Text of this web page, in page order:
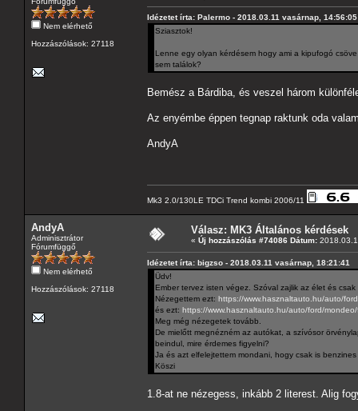
Nem elérhető
Hozzászólások: 27118
Idézetet írta: Palermo - 2018.03.11 vasárnap, 14:56:05
Sziasztok!
Lenne egy olyan kérdésem hogy ami a kipufogó
sem találok?
Bemész a Bárdiba, és veszel három
Az enyémbe éppen tegnap raktunk oda
AndyA
Mk3 2.0/130LE TDCi Trend kombi 2006/11
AndyA
Adminisztrátor
Fórumfüggő
Nem elérhető
Hozzászólások: 27118
Válasz: MK3 Általános kérdések
« Új hozzászólás #74086 Dátum:
Idézetet írta: bigzso - 2018.03.11 vasárnap, 18:21:41
Üdv!
Ember tervez isten végez. Szóval zajlik az élet és
Nézegettem ezt: https://www.hasznaltauto.hu/auto/
és ezt: https://www.hasznaltauto.hu/auto/ford/
Meg még nézegetek tovább.
De mielőtt megnézném az autókat, a szívósor
beindul, mire érdemes figyelni?
Ja és azt elfelejtettem mondani, hogy csak is
Köszi
1.8-at ne nézegess, inkább 2 literest. Alig